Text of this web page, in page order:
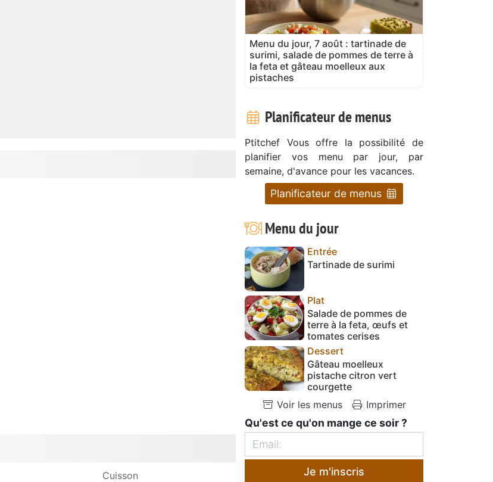
Cuisson
Menu du jour, 7 août : tartinade de
surimi, salade de pommes de terre à
la feta et gâteau moelleux aux
pistaches
Planificateur de menus
Ptitchef Vous offre la possibilité de
planifier vos menu par jour, par
semaine, d'avance pour les vacances.
Planificateur de menus
Menu du jour
Entrée
Tartinade de surimi
Plat
Salade de pommes de
terre à la feta, œufs et
tomates cerises
Dessert
Gâteau moelleux
pistache citron vert
courgette
Voir les menus
Imprimer
Qu'est ce qu'on mange ce soir ?
Je m'inscris